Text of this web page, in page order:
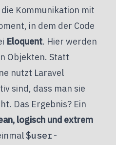
Kommunikation mit
in dem der Code
Eloquent. Hier werden
Objekten. Statt
nutzt Laravel
sind, dass man sie
Das Ergebnis? Ein
logisch und extrem
$user-